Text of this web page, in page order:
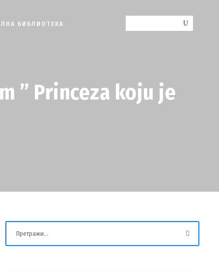
БИБЛИОТЕКА
” Princeza koju je